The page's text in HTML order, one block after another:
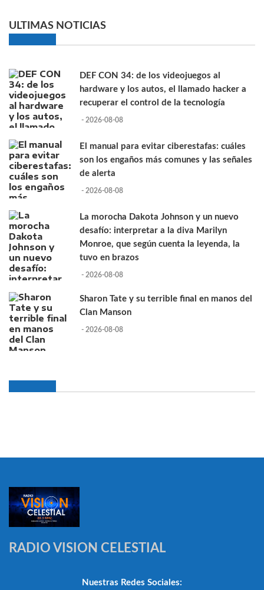
ULTIMAS NOTICIAS
DEF CON 34: de los videojuegos al
hardware y los autos, el llamado hacker a
recuperar el control de la tecnología
- 2026-08-08
El manual para evitar ciberestafas: cuáles
son los engaños más comunes y las señales
de alerta
- 2026-08-08
La morocha Dakota Johnson y un nuevo
desafío: interpretar a la diva Marilyn
Monroe, que según cuenta la leyenda, la
tuvo en brazos
- 2026-08-08
Sharon Tate y su terrible final en manos del
Clan Manson
- 2026-08-08
RADIO VISION CELESTIAL
Nuestras Redes Sociales: